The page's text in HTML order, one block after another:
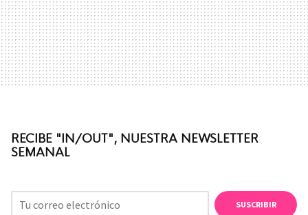
RECIBE "IN/OUT", NUESTRA NEWSLETTER
SEMANAL
SUSCRIBIR